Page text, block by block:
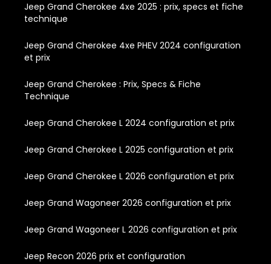
Jeep Grand Cherokee 4xe 2025 : prix, specs et fiche
technique
Jeep Grand Cherokee 4xe PHEV 2024 configuration
et prix
Jeep Grand Cherokee : Prix, Specs & Fiche
Technique
Jeep Grand Cherokee L 2024 configuration et prix
Jeep Grand Cherokee L 2025 configuration et prix
Jeep Grand Cherokee L 2026 configuration et prix
Jeep Grand Wagoneer 2026 configuration et prix
Jeep Grand Wagoneer L 2026 configuration et prix
Jeep Recon 2026 prix et configuration